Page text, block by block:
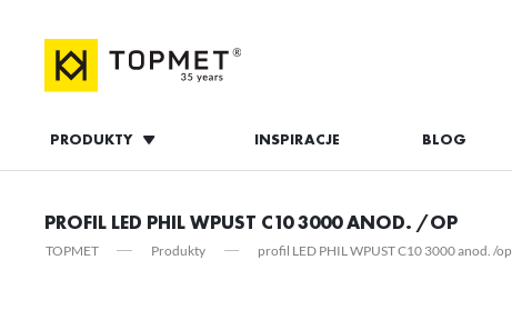
PRODUKTY INSPIRACJE BLOG
PROFIL LED PHIL WPUST C10 3000 ANOD. /OP
TOPMET Produkty profil LED PHIL WPUST C10 3000 anod. /op